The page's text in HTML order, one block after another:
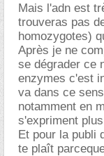
Mais l'adn est
trouveras pas
homozygotes)
Après je ne
se dégrader ce
enzymes c'est
va dans ce
notamment en
s'expriment
Et pour la publi
te plaît